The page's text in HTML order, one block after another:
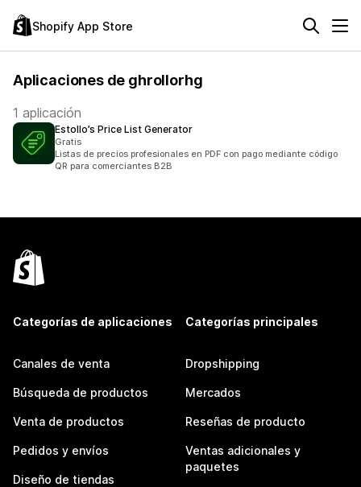
Shopify App Store
Aplicaciones de ghrollorhg
1 aplicación
Estollo’s Price List Generator
Gratis
Listas de precios profesionales en PDF con pago mediante código
QR para comerciantes B2B
Categorías de aplicaciones
Canales de venta
Búsqueda de productos
Venta de productos
Pedidos y envíos
Diseño de tiendas
Categorías principales
Dropshipping
Mercados
Reseñas de producto
Ventas adicionales y
paquetes